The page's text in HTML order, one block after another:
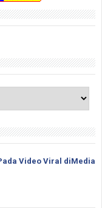
Video Viral diMedia